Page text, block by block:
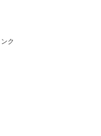
ク